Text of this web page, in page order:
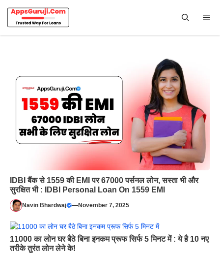
content
IDBI बैंक से 1559 की EMI पर 67000 पर्सनल लोन, सस्ता भी और
सुरक्षित भी : IDBI Personal Loan On 1559 EMI
Navin Bhardwaj —November 7, 2025
11000 का लोन घर बैठे बिना इनकम प्रूफ सिर्फ 5 मिनट में : ये है 10 नए
तरीके तुरंत लोन लेने के!